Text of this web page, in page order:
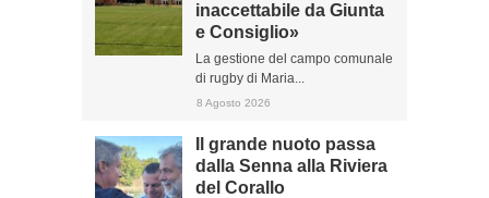
inaccettabile da Giunta
e Consiglio»
La gestione del campo comunale
di rugby di Maria...
8 Agosto 2026
Il grande nuoto passa
dalla Senna alla Riviera
del Corallo